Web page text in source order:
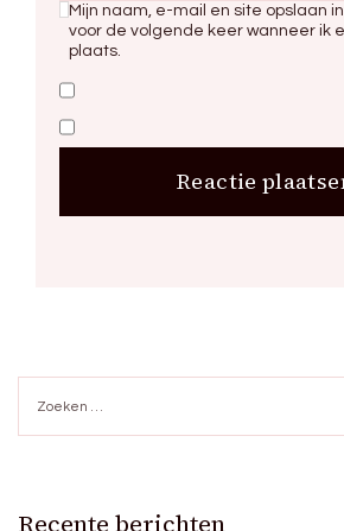
Mijn naam, e-mail en site opslaan
voor de volgende keer wanneer ik
plaats.
naar: